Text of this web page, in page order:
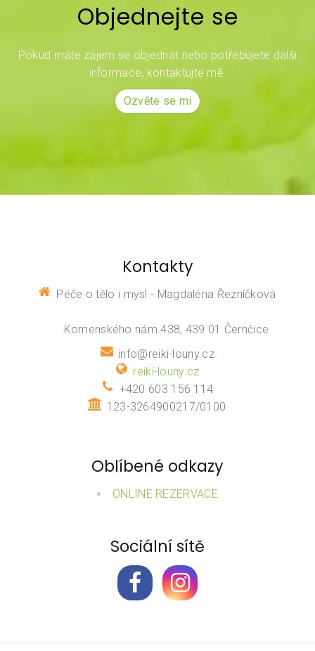
Objednejte se
Pokud máte zájem se objednat nebo potřebujete další
informace, kontaktujte mě.
Ozvěte se mi
Kontakty
Péče o tělo i mysl - Magdaléna Řezníčková
Komenského nám.438, 439 01 Černčice
info@reiki-louny.cz
reiki-louny.cz
+420 603 156 114
123-3264900217/0100
Oblíbené odkazy
ONLINE REZERVACE
Sociální sítě